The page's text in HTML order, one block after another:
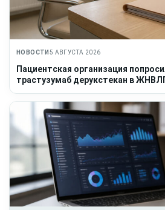
НОВОСТИ 5 АВГУСТА 2026
Пациентская организация
трастузумаб дерукстекан в